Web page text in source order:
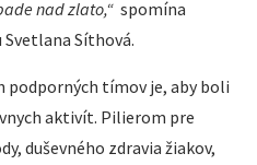
nad zlato,“ spomína
Svetlana Síthová.
podporných tímov je, aby boli
aktivít. Pilierom pre
duševného zdravia žiakov,